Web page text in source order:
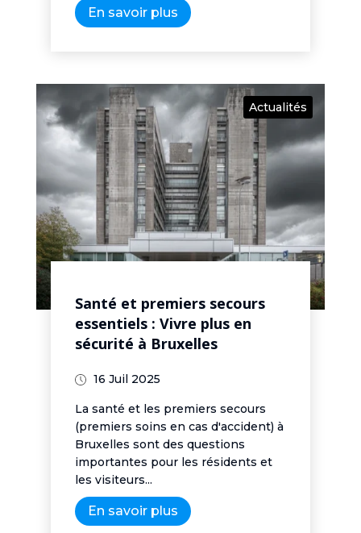
En savoir plus
Actualités
Santé et premiers secours
essentiels : Vivre plus en
sécurité à Bruxelles
16 Juil 2025
La santé et les premiers secours
(premiers soins en cas d'accident) à
Bruxelles sont des questions
importantes pour les résidents et
les visiteurs...
En savoir plus